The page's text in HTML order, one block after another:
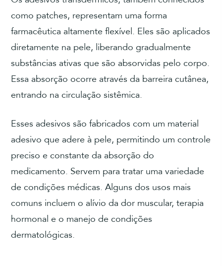
como patches, representam uma forma
farmacêutica altamente flexível. Eles são aplicados
diretamente na pele, liberando gradualmente
substâncias ativas que são absorvidas pelo corpo.
Essa absorção ocorre através da barreira cutânea,
entrando na circulação sistêmica.
Esses adesivos são fabricados com um material
adesivo que adere à pele, permitindo um controle
preciso e constante da absorção do
medicamento. Servem para tratar uma variedade
de condições médicas. Alguns dos usos mais
comuns incluem o alívio da dor muscular, terapia
hormonal e o manejo de condições
dermatológicas.